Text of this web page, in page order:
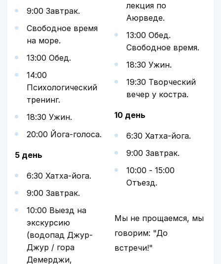
9:00 Завтрак.
Свободное время
на море.
13:00 Обед.
14:00
Психологический
тренинг.
18:30 Ужин.
20:00 Йога-голоса.
5 день
6:30 Хатха-йога.
9:00 Завтрак.
10:00 Выезд на
экскурсию
(водопад Джур-
Джур / гора
Демерджи,
лекция по
Аюрведе.
13:00 Обед.
Свободное время.
18:30 Ужин.
19:30 Творческий
вечер у костра.
10 день
6:30 Хатха-йога.
9:00 Завтрак.
10:00 - 15:00
Отъезд.
Мы не прощаемся, мы
говорим: "До
встречи!"